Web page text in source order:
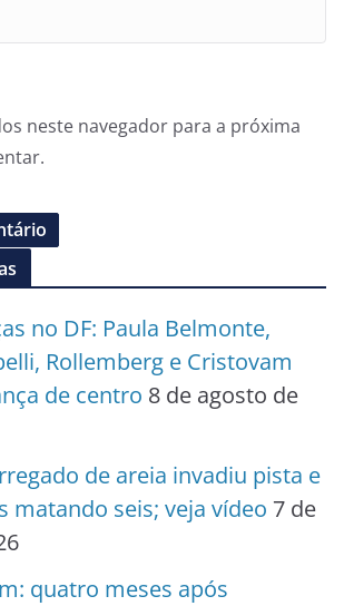
neste navegador para a próxima
no DF: Paula Belmonte,
Rollemberg e Cristovam
de centro 8 de agosto de
de areia invadiu pista e
matando seis; veja vídeo 7 de
quatro meses após